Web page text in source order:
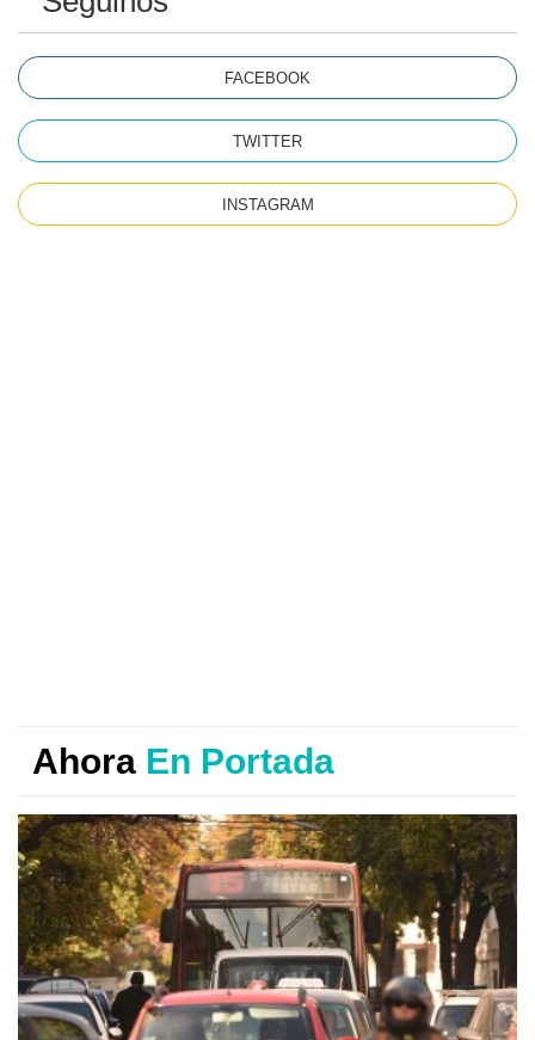
FACEBOOK
TWITTER
INSTAGRAM
Ahora En Portada